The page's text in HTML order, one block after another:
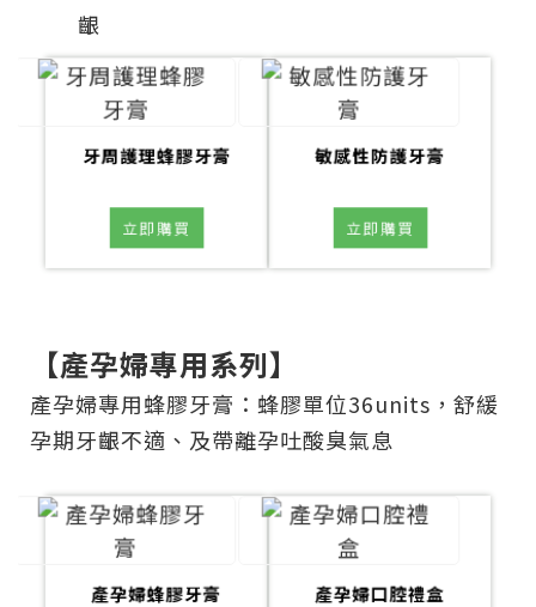
齦
牙周護理蜂膠牙膏
立即購買
敏感性防護牙膏
立即購買
【產孕婦專用系列】
產孕婦專用蜂膠牙膏：蜂膠單位36units，舒緩
孕期牙齦不適、及帶離孕吐酸臭氣息
產孕婦蜂膠牙膏 產孕婦口腔禮盒